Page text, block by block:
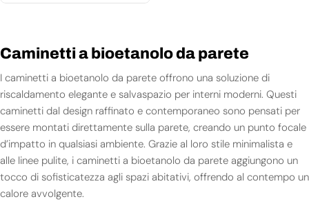
Caminetti a bioetanolo da parete
I caminetti a bioetanolo da parete offrono una soluzione di
riscaldamento elegante e salvaspazio per interni moderni. Questi
caminetti dal design raffinato e contemporaneo sono pensati per
essere montati direttamente sulla parete, creando un punto focale
d’impatto in qualsiasi ambiente. Grazie al loro stile minimalista e
alle linee pulite, i caminetti a bioetanolo da parete aggiungono un
tocco di sofisticatezza agli spazi abitativi, offrendo al contempo un
calore avvolgente.